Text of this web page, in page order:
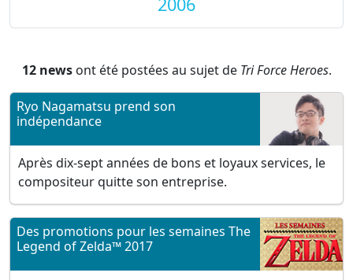
12 newsont été postées au sujet de Tri Force Heroes.
Ryo Nagamatsu prend son
indépendance
Après dix-sept années de bons et loyaux services, le
compositeur quitte son entreprise.
Des promotions pour les semaines The
Legend of Zelda™ 2017